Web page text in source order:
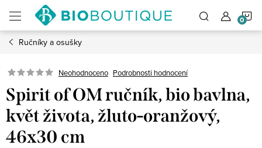
obsah
Ručníky a osušky
Neohodnoceno Podrobnosti hodnocení
Spirit of OM ručník, bio bavlna,
květ života, žluto-oranžový,
46x30 cm